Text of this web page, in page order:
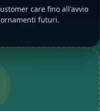
care fino all'avvio
futuri.